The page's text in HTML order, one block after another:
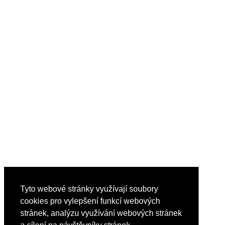
Tyto webové stránky využívají soubory
cookies pro vylepšení funkcí webových
stránek, analýzu využívání webových stránek